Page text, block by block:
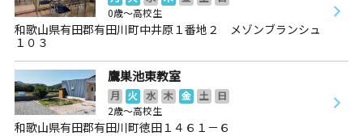
0歳～高校生
和歌山県有田郡有田川町中井原１番地２ メゾンブランシュ
１０３
鷹巣池東教室
月 火 水 木 金 土
日
2歳～高校生
和歌山県有田郡有田川町徳田１４６１－６